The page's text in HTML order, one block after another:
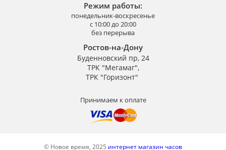
Режим работы:
понедельник-воскресенье
с 10:00 до 20:00
без перерыва
Ростов-на-Дону
Буденновский пр, 24
ТРК "Мегамаг",
ТРК "Горизонт"
Принимаем к оплате
© Новое время, 2025 интернет магазин часов